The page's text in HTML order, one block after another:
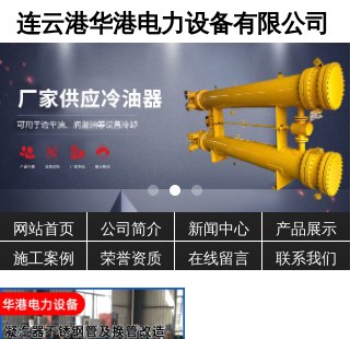
连云港华港电力设备有限公司
网站首页 公司简介 新闻中心
产品展示
施工案例
荣誉资质 在线留言 联系我们